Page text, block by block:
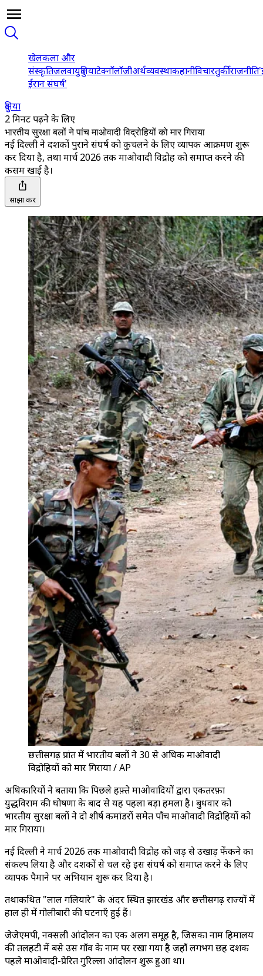
खेलकला और
संस्कृतिजलवायुदुनियाटेक्नॉलॉजीअर्थव्यवस्थाकहानीविचारतुर्कीराजनीति
ईरान संघर्ष'
दुनिया
2 मिनट पढ़ने के लिए
भारतीय सुरक्षा बलों ने पांच माओवादी विद्रोहियों को मार गिराया
नई दिल्ली ने दशकों पुराने संघर्ष को कुचलने के लिए व्यापक आक्रमण शुरू
कर दिया है, तथा मार्च 2026 तक माओवादी विद्रोह को समाप्त करने की
कसम खाई है।
साझा करें
छत्तीसगढ़ प्रांत में भारतीय बलों ने 30 से अधिक माओवादी
विद्रोहियों को मार गिराया / AP
अधिकारियों ने बताया कि पिछले हफ़्ते माओवादियों द्वारा एकतरफ़ा
युद्धविराम की घोषणा के बाद से यह पहला बड़ा हमला है। बुधवार को
भारतीय सुरक्षा बलों ने दो शीर्ष कमांडरों समेत पाँच माओवादी विद्रोहियों को
मार गिराया।
नई दिल्ली ने मार्च 2026 तक माओवादी विद्रोह को जड़ से उखाड़ फेंकने का
संकल्प लिया है और दशकों से चल रहे इस संघर्ष को समाप्त करने के लिए
व्यापक पैमाने पर अभियान शुरू कर दिया है।
तथाकथित "लाल गलियारे" के अंदर स्थित झारखंड और छत्तीसगढ़ राज्यों में
हाल ही में गोलीबारी की घटनाएँ हुई हैं।
जेजेएमपी, नक्सली आंदोलन का एक अलग समूह है, जिसका नाम हिमालय
की तलहटी में बसे उस गाँव के नाम पर रखा गया है जहाँ लगभग छह दशक
पहले माओवादी-प्रेरित गुरिल्ला आंदोलन शुरू हुआ था।